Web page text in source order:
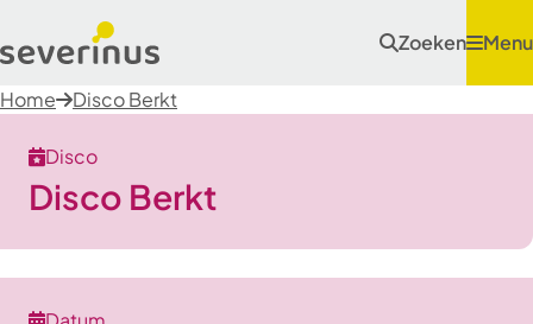
Zoeken Menu
Home Disco Berkt
Disco
Disco Berkt